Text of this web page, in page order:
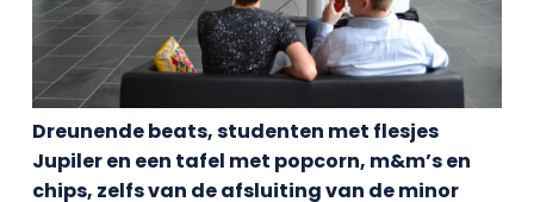
Dreunende beats, studenten met flesjes
Jupiler en een tafel met popcorn, m&m’s en
chips, zelfs van de afsluiting van de minor